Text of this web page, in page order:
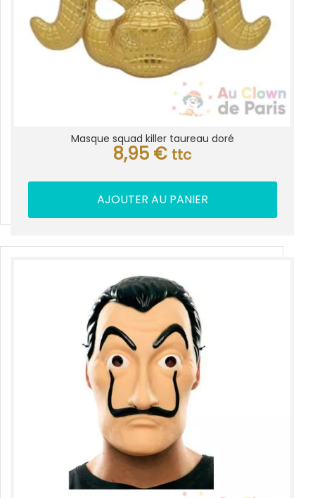
Masque squad killer taureau doré
8,95 € ttc
AJOUTER AU PANIER